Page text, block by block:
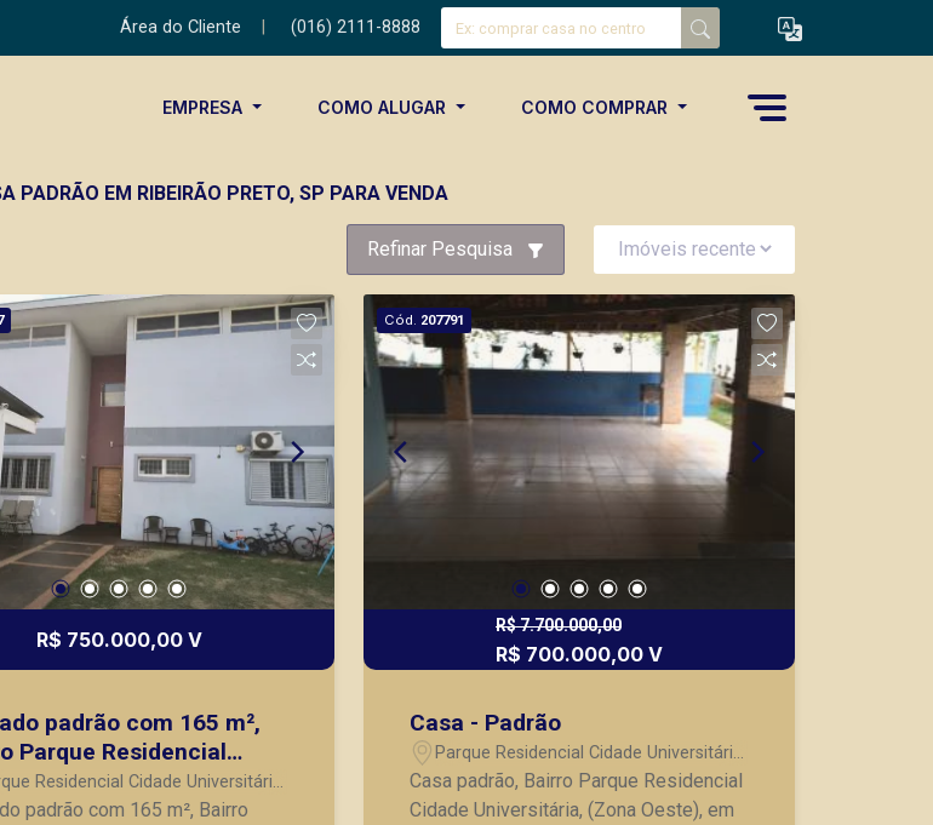
Área do Cliente (016) 2111-8888
EMPRESA COMO ALUGAR COMO COMPRAR
PADRÃO EM RIBEIRÃO PRETO, SP PARA VENDA
Refinar Pesquisa
R$ 750.000,00 V
padrão com 165 m²,
Parque Residencial
Universitária< Zona
Ribeirão Preto/SP.
Residencial Cidade Universitária
Preto/SP
padrão com 165 m², Bairro
Cód. 207791
R$ 7.700.000,00
R$ 700.000,00 V
Casa - Padrão
Parque Residencial Cidade Universitária
- Ribeirão Preto/SP
Casa padrão, Bairro Parque Residencial
Cidade Universitária, (Zona Oeste), em